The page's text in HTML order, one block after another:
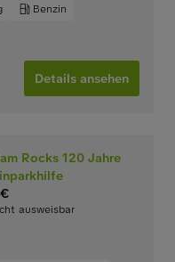
Benzin
Details ansehen
Rocks 120 Jahre
ausweisbar